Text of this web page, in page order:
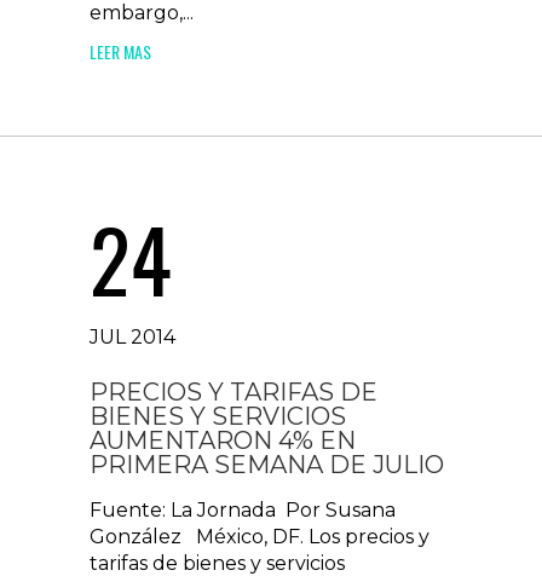
embargo,...
LEER MAS
24
JUL 2014
PRECIOS Y TARIFAS DE
BIENES Y SERVICIOS
AUMENTARON 4% EN
PRIMERA SEMANA DE JULIO
Fuente: La Jornada Por Susana
González México, DF. Los precios y
tarifas de bienes y servicios